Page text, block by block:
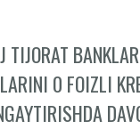
TIJORAT
0 FOIZLI